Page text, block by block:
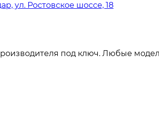
ул. Ростовское шоссе, 18
под ключ. Любые